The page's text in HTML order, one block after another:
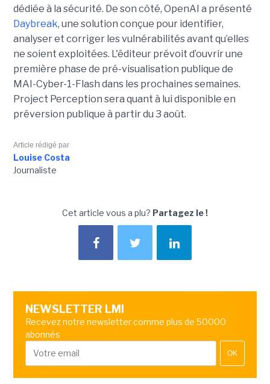
dédiée à la sécurité. De son côté, OpenAI a présenté
Daybreak, une solution conçue pour identifier,
analyser et corriger les vulnérabilités avant qu’elles
ne soient exploitées. L'éditeur prévoit d’ouvrir une
première phase de pré-visualisation publique de
MAI-Cyber-1-Flash dans les prochaines semaines.
Project Perception sera quant à lui disponible en
préversion publique à partir du 3 août.
Article rédigé par
Louise Costa
Journaliste
Cet article vous a plu? Partagez le !
NEWSLETTER LMI
Recevez notre newsletter comme plus de 50000
abonnés
OK